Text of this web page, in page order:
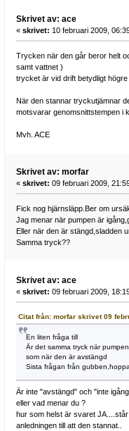
Skrivet av: ace
« skrivet: 10 februari 2009,
Trycken när den går beror helt
samt vattnet )
trycket är vid drift betydligt
När den stannar tryckutjämnar
motsvarar genomsnittstempen i
Mvh. ACE
Skrivet av: morfar
« skrivet: 09 februari 2009,
Fick nog hjärnsläpp.Ber om
Jag menar när pumpen är
Eller när den är stängd,sladden
Samma tryck??
Skrivet av: ace
« skrivet: 09 februari 2009,
Citat från: morfar skrivet 09
En liten fråga till
Är det samma tryck när
som när den är avstängd
Sista frågan från
Är inte "avstängd" och "inte
eller vad menar du ?
hur som helst är svaret
anledningen till att den stannat..